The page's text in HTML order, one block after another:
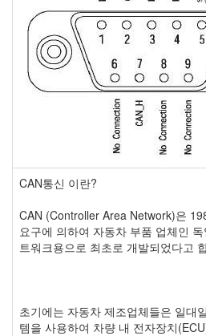
CAN통신 이란?
CAN (Controller Area Network)은
요구에 의하여 자동차 부품 업체인
트워크용으로 최초로 개발되었다고
초기에는 자동차 제조업체들은 일대
템을 사용하여 차량 내 전자장치